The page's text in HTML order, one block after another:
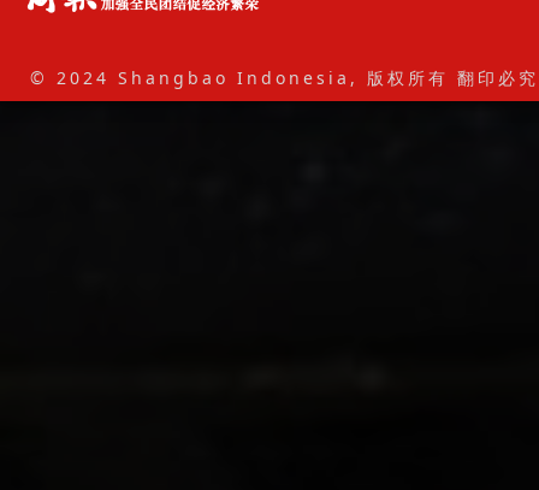
© 2024 Shangbao Indonesia, 版权所有 翻印必